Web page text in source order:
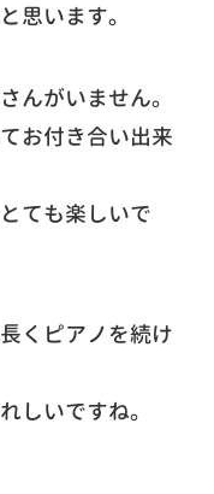
思います。
んがいません。
お付き合い出来
ても楽しいで
くピアノを続け
しいですね。